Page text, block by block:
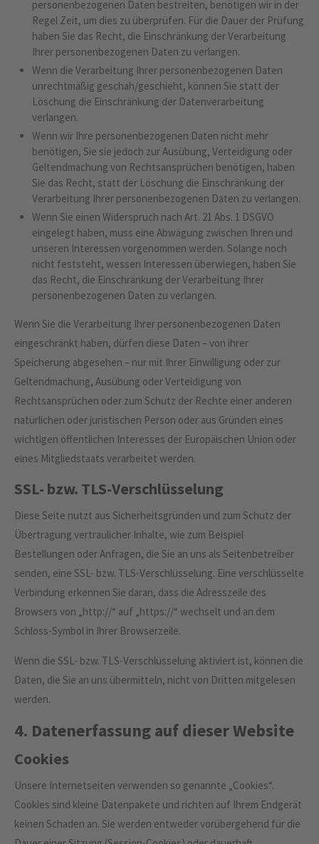
personenbezogenen Daten bestreiten, benötigen wir in der
Regel Zeit, um dies zu überprüfen. Für die Dauer der Prüfung
haben Sie das Recht, die Einschränkung der Verarbeitung
Ihrer personenbezogenen Daten zu verlangen.
Wenn die Verarbeitung Ihrer personenbezogenen Daten
unrechtmäßig geschah/geschieht, können Sie statt der
Löschung die Einschränkung der Datenverarbeitung
verlangen.
Wenn wir Ihre personenbezogenen Daten nicht mehr
benötigen, Sie sie jedoch zur Ausübung, Verteidigung oder
Geltendmachung von Rechtsansprüchen benötigen, haben
Sie das Recht, statt der Löschung die Einschränkung der
Verarbeitung Ihrer personenbezogenen Daten zu verlangen.
Wenn Sie einen Widerspruch nach Art. 21 Abs. 1 DSGVO
eingelegt haben, muss eine Abwägung zwischen Ihren und
unseren Interessen vorgenommen werden. Solange noch
nicht feststeht, wessen Interessen überwiegen, haben Sie
das Recht, die Einschränkung der Verarbeitung Ihrer
personenbezogenen Daten zu verlangen.
Wenn Sie die Verarbeitung Ihrer personenbezogenen Daten
eingeschränkt haben, dürfen diese Daten – von ihrer
Speicherung abgesehen – nur mit Ihrer Einwilligung oder zur
Geltendmachung, Ausübung oder Verteidigung von
Rechtsansprüchen oder zum Schutz der Rechte einer anderen
natürlichen oder juristischen Person oder aus Gründen eines
wichtigen öffentlichen Interesses der Europäischen Union oder
eines Mitgliedstaats verarbeitet werden.
SSL- bzw. TLS-Verschlüsselung
Diese Seite nutzt aus Sicherheitsgründen und zum Schutz der
Übertragung vertraulicher Inhalte, wie zum Beispiel
Bestellungen oder Anfragen, die Sie an uns als Seitenbetreiber
senden, eine SSL- bzw. TLS-Verschlüsselung. Eine verschlüsselte
Verbindung erkennen Sie daran, dass die Adresszeile des
Browsers von „http://“ auf „https://“ wechselt und an dem
Schloss-Symbol in Ihrer Browserzeile.
Wenn die SSL- bzw. TLS-Verschlüsselung aktiviert ist, können die
Daten, die Sie an uns übermitteln, nicht von Dritten mitgelesen
werden.
4. Datenerfassung auf dieser Website
Cookies
Unsere Internetseiten verwenden so genannte „Cookies“.
Cookies sind kleine Datenpakete und richten auf Ihrem Endgerät
keinen Schaden an. Sie werden entweder vorübergehend für die